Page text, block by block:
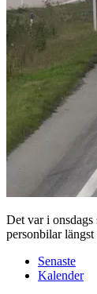
Det var i
personbilar
Senaste
Kalender